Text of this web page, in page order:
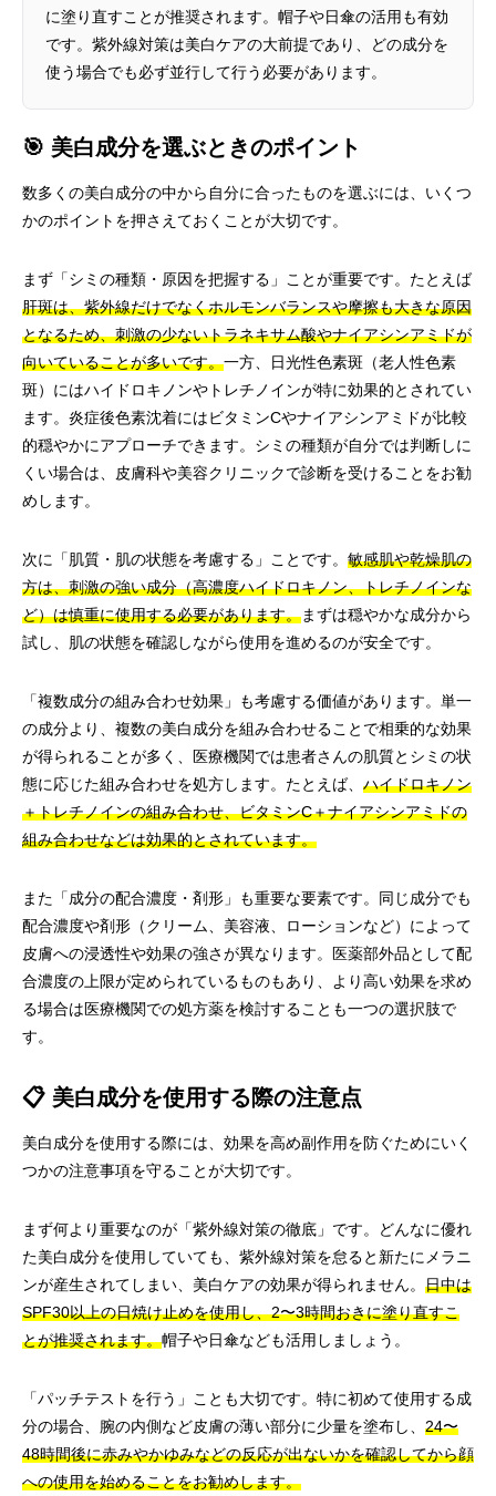
に塗り直すことが推奨されます。帽子や日傘の活用も有効
です。紫外線対策は美白ケアの大前提であり、どの成分を
使う場合でも必ず並行して行う必要があります。
🎯 美白成分を選ぶときのポイント
数多くの美白成分の中から自分に合ったものを選ぶには、いくつ
かのポイントを押さえておくことが大切です。
まず「シミの種類・原因を把握する」ことが重要です。たとえば
肝斑は、紫外線だけでなくホルモンバランスや摩擦も大きな原因
となるため、刺激の少ないトラネキサム酸やナイアシンアミドが
向いていることが多いです。一方、日光性色素斑（老人性色素
斑）にはハイドロキノンやトレチノインが特に効果的とされてい
ます。炎症後色素沈着にはビタミンCやナイアシンアミドが比較
的穏やかにアプローチできます。シミの種類が自分では判断しに
くい場合は、皮膚科や美容クリニックで診断を受けることをお勧
めします。
次に「肌質・肌の状態を考慮する」ことです。 敏感肌や乾燥肌の
方は、刺激の強い成分（高濃度ハイドロキノン、トレチノインな
ど）は慎重に使用する必要があります。まずは穏やかな成分から
試し、肌の状態を確認しながら使用を進めるのが安全です。
「複数成分の組み合わせ効果」も考慮する価値があります。単一
の成分より、複数の美白成分を組み合わせることで相乗的な効果
が得られることが多く、医療機関では患者さんの肌質とシミの状
態に応じた組み合わせを処方します。たとえば、 ハイドロキノン
＋トレチノインの組み合わせ、ビタミンC＋ナイアシンアミドの
組み合わせなどは効果的とされています。
また「成分の配合濃度・剤形」も重要な要素です。同じ成分でも
配合濃度や剤形（クリーム、美容液、ローションなど）によって
皮膚への浸透性や効果の強さが異なります。医薬部外品として配
合濃度の上限が定められているものもあり、より高い効果を求め
る場合は医療機関での処方薬を検討することも一つの選択肢で
す。
📋 美白成分を使用する際の注意点
美白成分を使用する際には、効果を高め副作用を防ぐためにいく
つかの注意事項を守ることが大切です。
まず何より重要なのが「紫外線対策の徹底」です。どんなに優れ
た美白成分を使用していても、紫外線対策を怠ると新たにメラニ
ンが産生されてしまい、美白ケアの効果が得られません。 日中は
SPF30以上の日焼け止めを使用し、2〜3時間おきに塗り直すこ
とが推奨されます。帽子や日傘なども活用しましょう。
「パッチテストを行う」ことも大切です。特に初めて使用する成
分の場合、腕の内側など皮膚の薄い部分に少量を塗布し、 24〜
48時間後に赤みやかゆみなどの反応が出ないかを確認してから顔
への使用を始めることをお勧めします。